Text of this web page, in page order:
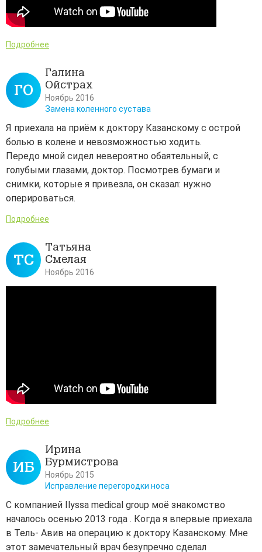
Подробнее
ГО
Галина
Ойстрах
Ноябрь 2016
Замена коленного сустава
Я приехала на приём к доктору Казанскому с острой
болью в колене и невозможностью ходить.
Передо мной сидел невероятно обаятельный, с
голубыми глазами, доктор. Посмотрев бумаги и
снимки, которые я привезла, он сказал: нужно
оперироваться.
Подробнее
ТС
Татьяна
Смелая
Ноябрь 2016
Подробнее
ИБ
Ирина
Бурмистрова
Ноябрь 2015
Исправление перегородки носа
С компанией Ilyssa medical group моё знакомство
началось осенью 2013 года . Когда я впервые приехала
в Тель- Авив на операцию к доктору Казанскому. Мне
этот замечательный врач безупречно сделал